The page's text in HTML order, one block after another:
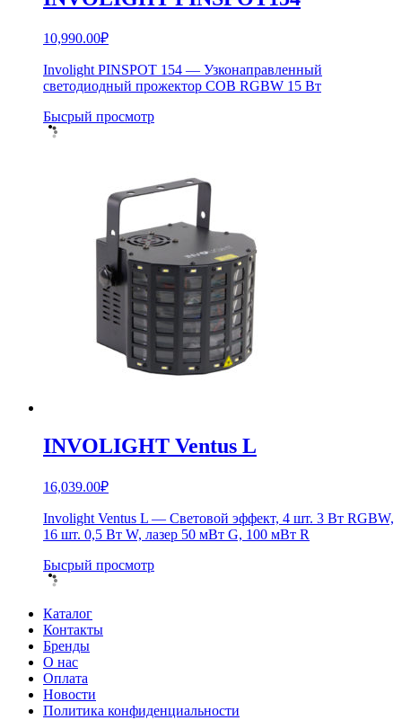
10,990.00₽
Involight PINSPOT 154 — Узконаправленный
светодиодный прожектор COB RGBW 15 Вт
Бысрый просмотр
INVOLIGHT Ventus L
16,039.00₽
Involight Ventus L — Световой эффект, 4 шт. 3 Вт RGBW,
16 шт. 0,5 Вт W, лазер 50 мВт G, 100 мВт R
Бысрый просмотр
Каталог
Контакты
Бренды
О нас
Оплата
Новости
Политика конфиденциальности